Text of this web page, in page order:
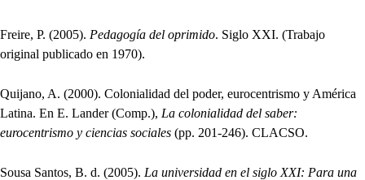
Freire, P. (2005). Pedagogía del oprimido. Siglo XXI. (Trabajo
original publicado en 1970).
Quijano, A. (2000). Colonialidad del poder, eurocentrismo y América
Latina. En E. Lander (Comp.), La colonialidad del saber:
eurocentrismo y ciencias sociales (pp. 201-246). CLACSO.
Sousa Santos, B. d. (2005). La universidad en el siglo XXI: Para una